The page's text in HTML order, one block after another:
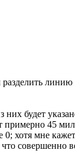
линию
будет
примерно 45
хотя мне
совершенно